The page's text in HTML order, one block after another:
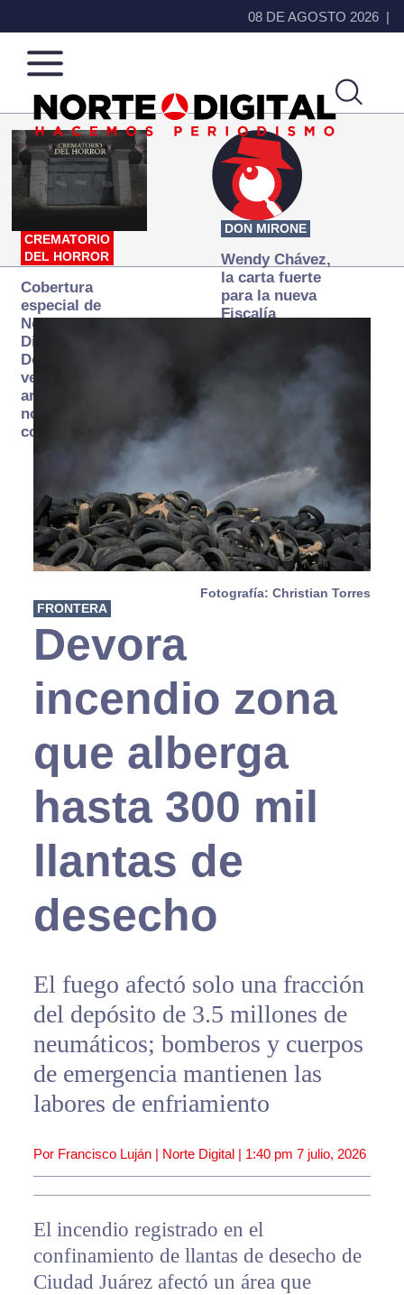
08 DE AGOSTO 2026
Norte
de
Ciudad
Más
que
noticias,
hacemos periodismo
CREMATORIO
DEL HORROR
Cobertura
especial de
Norte
Digital:
Donde la
verdad
arde… pero
no se
consume
DON MIRONE
Wendy Chávez,
la carta fuerte
para la nueva
Fiscalía
Fotografía: Christian Torres
FRONTERA
Devora
incendio zona
que alberga
hasta 300 mil
llantas de
desecho
El fuego afectó solo una fracción
del depósito de 3.5 millones de
neumáticos; bomberos y cuerpos
de emergencia mantienen las
labores de enfriamiento
Por Francisco Luján | Norte Digital | 1:40 pm 7 julio, 2026
El incendio registrado en el
confinamiento de llantas de desecho de
Ciudad Juárez afectó un área que